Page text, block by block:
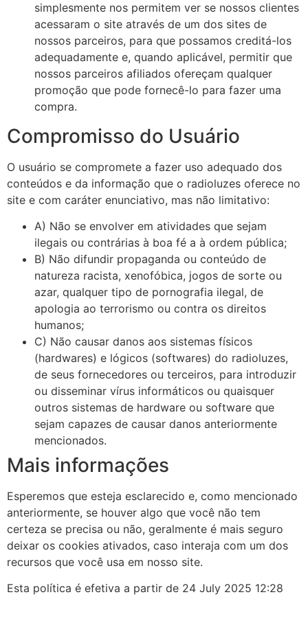
simplesmente nos permitem ver se nossos clientes
acessaram o site através de um dos sites de
nossos parceiros, para que possamos creditá-los
adequadamente e, quando aplicável, permitir que
nossos parceiros afiliados ofereçam qualquer
promoção que pode fornecê-lo para fazer uma
compra.
Compromisso do Usuário
O usuário se compromete a fazer uso adequado dos
conteúdos e da informação que o radioluzes oferece no
site e com caráter enunciativo, mas não limitativo:
A) Não se envolver em atividades que sejam
ilegais ou contrárias à boa fé a à ordem pública;
B) Não difundir propaganda ou conteúdo de
natureza racista, xenofóbica, jogos de sorte ou
azar, qualquer tipo de pornografia ilegal, de
apologia ao terrorismo ou contra os direitos
humanos;
C) Não causar danos aos sistemas físicos
(hardwares) e lógicos (softwares) do radioluzes,
de seus fornecedores ou terceiros, para introduzir
ou disseminar vírus informáticos ou quaisquer
outros sistemas de hardware ou software que
sejam capazes de causar danos anteriormente
mencionados.
Mais informações
Esperemos que esteja esclarecido e, como mencionado
anteriormente, se houver algo que você não tem
certeza se precisa ou não, geralmente é mais seguro
deixar os cookies ativados, caso interaja com um dos
recursos que você usa em nosso site.
Esta política é efetiva a partir de 24 July 2025 12:28